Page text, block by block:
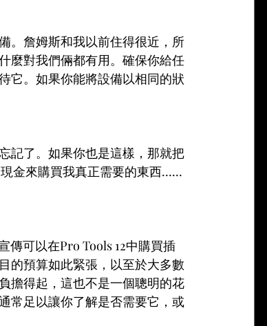
。詹姆斯和我以前住得很近，所
麼對我們倆都有用。確保你給任
它。如果你能將設備以相同的狀
記了。如果你也是這樣，那就把
金來購買我真正需要的東西……
傳可以在Pro Tools 12中購買插
的預算如此緊張，以至於大多數
擔得起，這也不是一個聰明的花
常足以讓你了解是否需要它，或